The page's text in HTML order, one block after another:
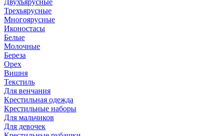
Двухъярусные
Трехъярусные
Многоярусные
Иконостасы
Белые
Молочные
Береза
Орех
Вишня
Текстиль
Для венчания
Крестильная одежда
Крестильные наборы
Для мальчиков
Для девочек